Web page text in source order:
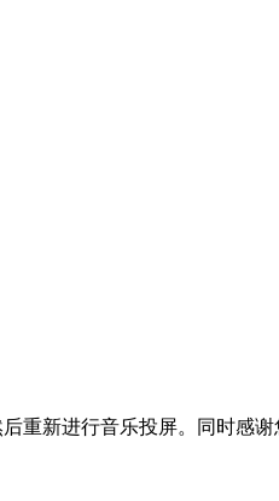
重新进行音乐投屏。同时感